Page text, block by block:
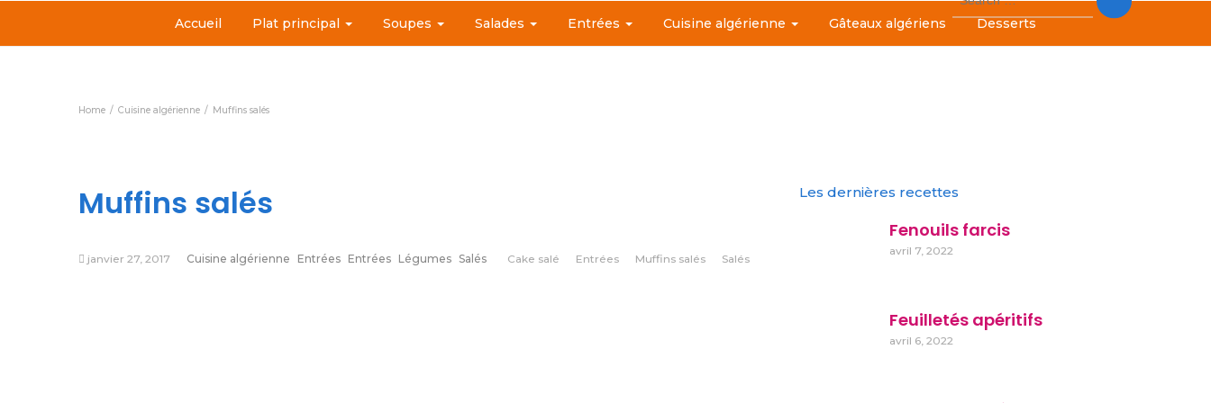
Accueil Plat principal Soupes Salades Entrées Cuisine algérienne Gâteaux algériens Desserts
Home Cuisine algérienne Muffins salés
Muffins salés
janvier 27, 2017 Cuisine algérienne Entrées Entrées Légumes Salés Cake salé Entrées Muffins salés Salés
Les dernières recettes
Fenouils farcis
avril 7, 2022
Feuilletés apéritifs
avril 6, 2022